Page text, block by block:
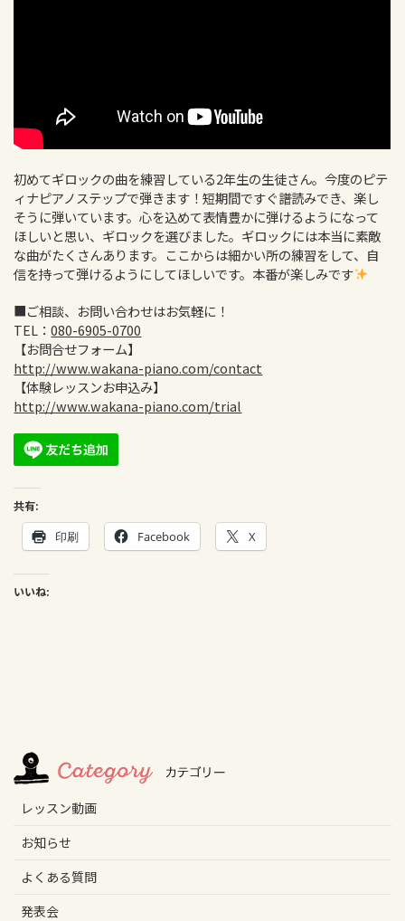
初めてギロックの曲を練習している2年生の生徒さん。今度のピテ
ィナピアノステップで弾きます！短期間ですぐ譜読みでき、楽し
そうに弾いています。心を込めて表情豊かに弾けるようになって
ほしいと思い、ギロックを選びました。ギロックには本当に素敵
な曲がたくさんあります。ここからは細かい所の練習をして、自
信を持って弾けるようにしてほしいです。本番が楽しみです
■ご相談、お問い合わせはお気軽に！
TEL：080-6905-0700
【お問合せフォーム】
http://www.wakana-piano.com/contact
【体験レッスンお申込み】
http://www.wakana-piano.com/trial
共有:
印刷 Facebook X
いいね:
レッスン動画
お知らせ
よくある質問
発表会